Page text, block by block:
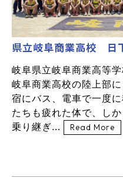
県立岐阜商業高校 日
岐阜県立岐阜商業高等
岐阜商業高校の陸上部
宿にバス、電車で一度
たちも疲れた体で、し
乗り継ぎ...
Read More